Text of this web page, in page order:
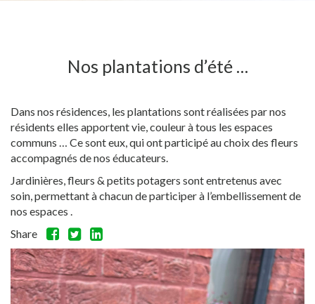
Nos plantations d’été …
Dans nos résidences, les plantations sont réalisées par nos
résidents elles apportent vie, couleur à tous les espaces
communs … Ce sont eux, qui ont participé au choix des fleurs
accompagnés de nos éducateurs.
Jardinières, fleurs & petits potagers sont entretenus avec
soin, permettant à chacun de participer à l’embellissement de
nos espaces .
Share